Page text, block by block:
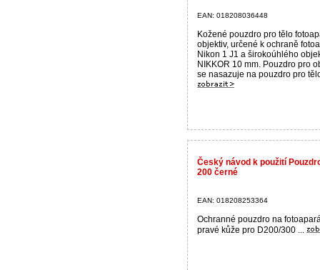
EAN: 018208036448
Kožené pouzdro pro tělo
objektiv, určené k ochraně
Nikon 1 J1 a širokoúhlého
NIKKOR 10 mm. Pouzdro pro
se nasazuje na pouzdro pro
Český návod k použití
200 černé
EAN: 018208253364
Ochranné pouzdro na
pravé kůže pro D200/300 ...